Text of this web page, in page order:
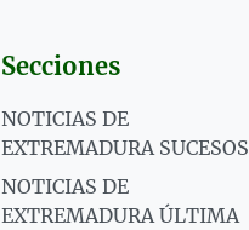
Secciones
NOTICIAS DE
EXTREMADURA SUCESOS
NOTICIAS DE
EXTREMADURA ÚLTIMA